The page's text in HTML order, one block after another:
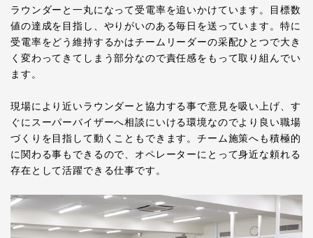
ラウンダーと一丸になって受電率を追いかけています。目標数
値の達成を目指し、やりがいのある毎日を送っています。特に
受電率をどう維持するかはチームリーダーの采配ひとつで大き
く変わってきてしまう部分なので責任感をもって取り組んでい
ます。
現場により近いラウンダーと協力する事で意見を吸い上げ、す
ぐにスーパーバイザーへ相談にいける環境なのでより良い職場
づくりを目指して動くこともできます。チーム施策へも積極的
に関わる事もできるので、オペレーターにとって身近な頼れる
存在として活躍できる仕事です。